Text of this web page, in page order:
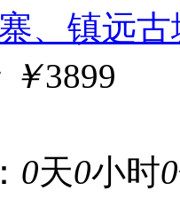
、镇远古
￥3899
0天0小时0